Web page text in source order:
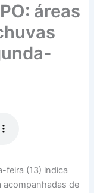
áreas
feira (13) indica
acompanhadas de